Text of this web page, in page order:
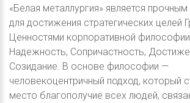
«Белая металлургия» является
для достижения стратегических целей
Ценностями корпоративной
Надежность, Сопричастность,
Созидание. В основе философии —
человекоцентричный подход, который
место благополучие всех людей,